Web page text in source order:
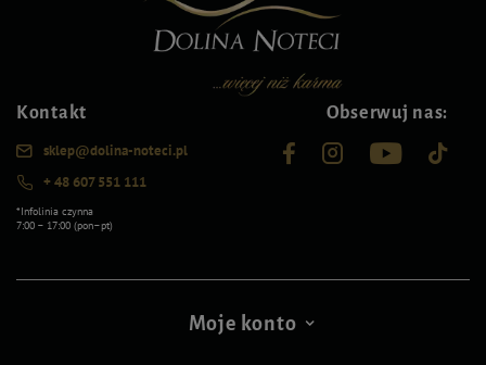
Kontakt
sklep@dolina-noteci.pl
+ 48 607 551 111
*Infolinia czynna
7:00 – 17:00 (pon–pt)
Obserwuj nas:
Moje konto